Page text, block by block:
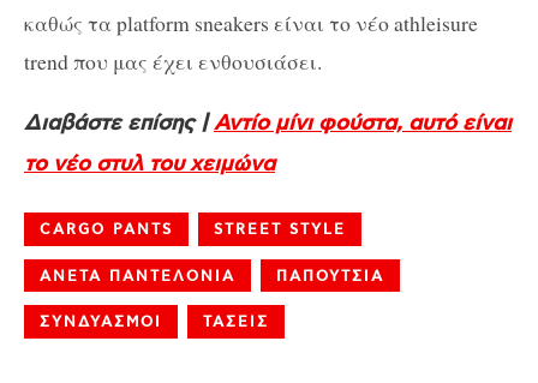
καθώς τα platform sneakers είναι το νέο athleisure
trend που μας έχει ενθουσιάσει.
Διαβάστε επίσης |Αντίο μίνι φούστα, αυτό είναι
το νέο στυλ του χειμώνα
CARGO PANTS STREET STYLE
ΑΝΕΤΑ ΠΑΝΤΕΛΟΝΙΑ ΠΑΠΟΥΤΣΙΑ
ΣΥΝΔΥΑΣΜΟΙ ΤΑΣΕΙΣ